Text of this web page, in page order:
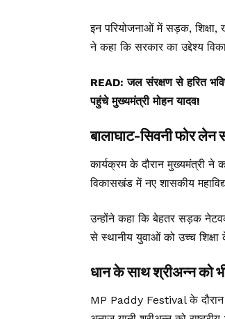
इन परियोजनाओं में सड़क,
ने कहा कि सरकार का उद्देश्य
READ:जल संरक्षण से हरित
पहुंचे मुख्यमंत्री मोहन यादव!
बालाघाट-सिवनी फोर
कार्यक्रम के दौरान मुख्यमंत्री ने
विकासखंड में नए शासकीय
उन्होंने कहा कि बेहतर सड़क
से स्थानीय युवाओं को उच्च शिक्षा
धान के साथ श्रीअन्न को
MP Paddy Festival के दौरान